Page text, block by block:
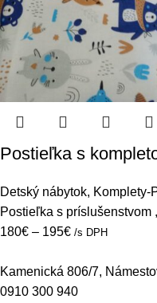
Postieľka s
Detský nábytok, Komplety-
Postieľka s
180€ – 195€ /s DPH
Kamenická 806/7,
0910 300 940